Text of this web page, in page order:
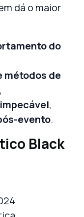
dá o maior
do
métodos de
,
,
evento.
Black